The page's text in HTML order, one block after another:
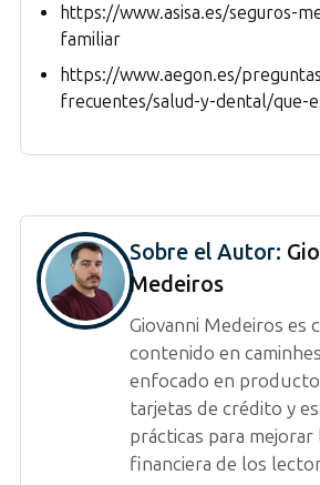
https://www.asisa.es/seguros-
familiar
https://www.aegon.es/
frecuentes/salud-y-dental/que-
Sobre el Autor:
Medeiros
Giovanni Medeiros es
contenido en
enfocado en
tarjetas de crédito y
prácticas para mejorar
financiera de los